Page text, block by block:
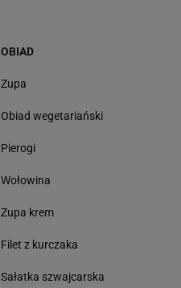
OBIAD
Zupa
Obiad wegetariański
Pierogi
Wołowina
Zupa krem
Filet z kurczaka
Sałatka szwajcarska